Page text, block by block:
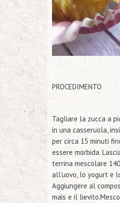
PROCEDIMENTO
Tagliare la zucca a
in una casseruola,
per circa 15 minuti
essere morbida.
terrina mescolare
all’uovo, lo yogurt e
Aggiungere al
mais e il